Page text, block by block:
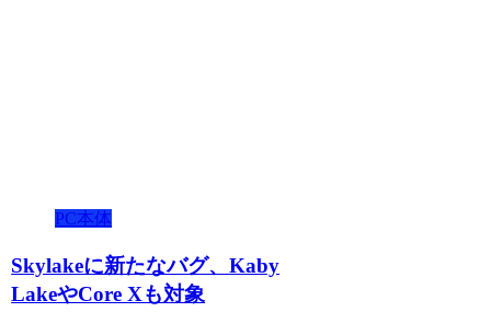
PC本体
Skylakeに新たなバグ、Kaby
LakeやCore Xも対象